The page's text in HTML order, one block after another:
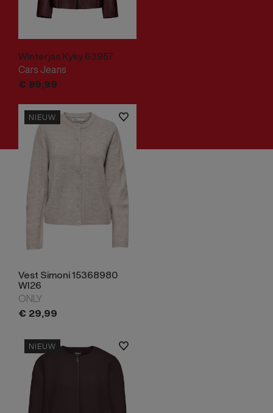
Winterjas Kyky 63957
Cars Jeans
€ 89,99
NIEUW
Vest Simoni 15368980
WI26
ONLY
€ 29,99
NIEUW